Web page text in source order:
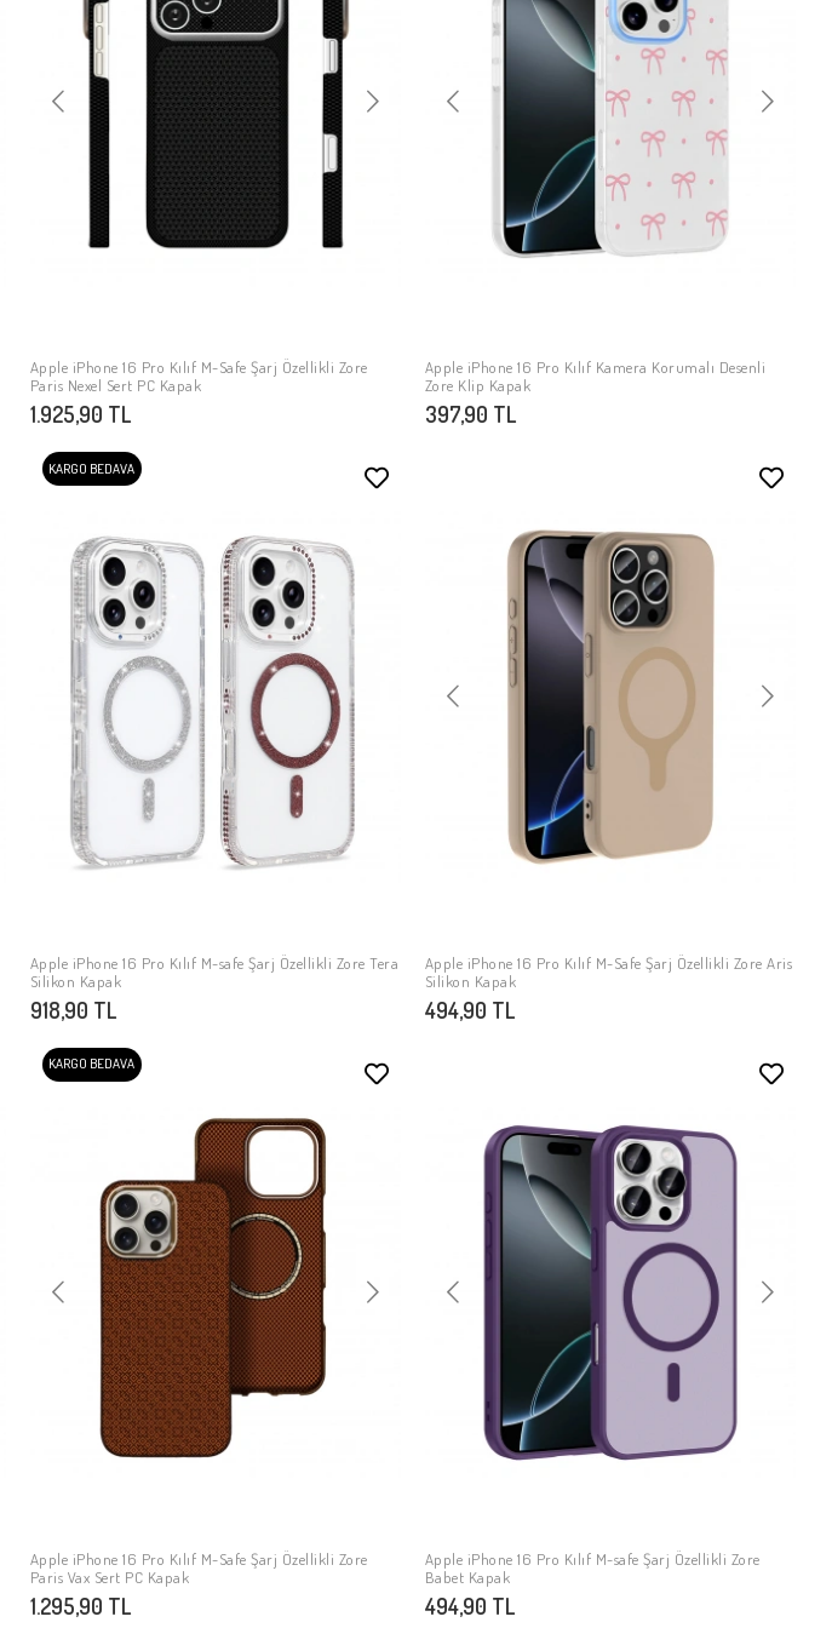
SEPETE EKLE
Apple iPhone 16 Pro Kılıf M-Safe Şarj Özellikli Zore
Paris Nexel Sert PC Kapak
1.925,90 TL
SEPETE EKLE
Apple iPhone 16 Pro Kılıf Kamera Korumalı Desenli
Zore Klip Kapak
397,90 TL
KARGO BEDAVA
SEPETE EKLE
Apple iPhone 16 Pro Kılıf M-safe Şarj Özellikli Zore Tera
Silikon Kapak
918,90 TL
SEPETE EKLE
Apple iPhone 16 Pro Kılıf M-Safe Şarj Özellikli Zore Aris
Silikon Kapak
494,90 TL
KARGO BEDAVA
SEPETE EKLE
Apple iPhone 16 Pro Kılıf M-Safe Şarj Özellikli Zore
Paris Vax Sert PC Kapak
1.295,90 TL
SEPETE EKLE
Apple iPhone 16 Pro Kılıf M-safe Şarj Özellikli Zore
Babet Kapak
494,90 TL